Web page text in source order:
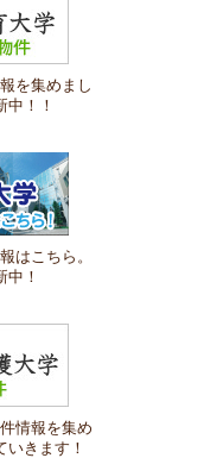
を集めまし
中！！
はこちら。
中！
情報を集め
いきます！